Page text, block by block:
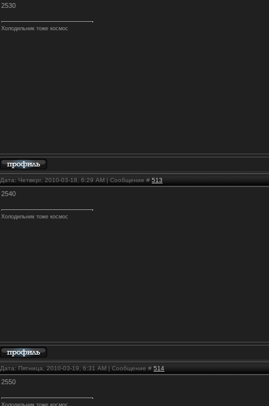
2530
Холодильник тоже космос
Дата: Четверг, 2010-03-18, 6:29 AM | Сообщение # 513
2540
Холодильник тоже космос
Дата: Пятница, 2010-03-19, 6:31 AM | Сообщение # 514
2550
Холодильник тоже космос